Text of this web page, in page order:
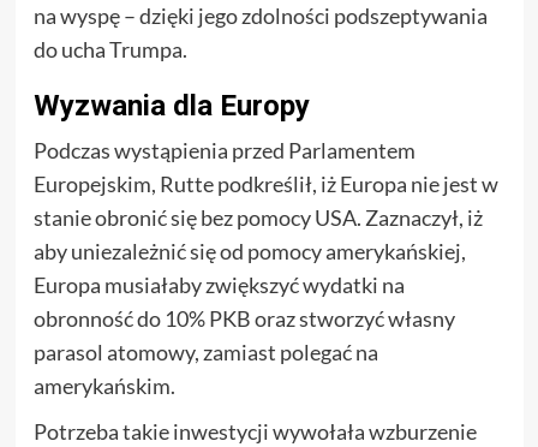
na wyspę – dzięki jego zdolności podszeptywania
do ucha Trumpa.
Wyzwania dla Europy
Podczas wystąpienia przed Parlamentem
Europejskim, Rutte podkreślił, iż Europa nie jest w
stanie obronić się bez pomocy USA. Zaznaczył, iż
aby uniezależnić się od pomocy amerykańskiej,
Europa musiałaby zwiększyć wydatki na
obronność do 10% PKB oraz stworzyć własny
parasol atomowy, zamiast polegać na
amerykańskim.
Potrzeba takie inwestycji wywołała wzburzenie